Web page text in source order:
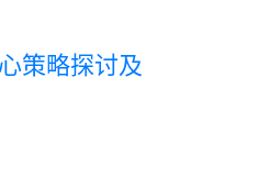
策略探讨及